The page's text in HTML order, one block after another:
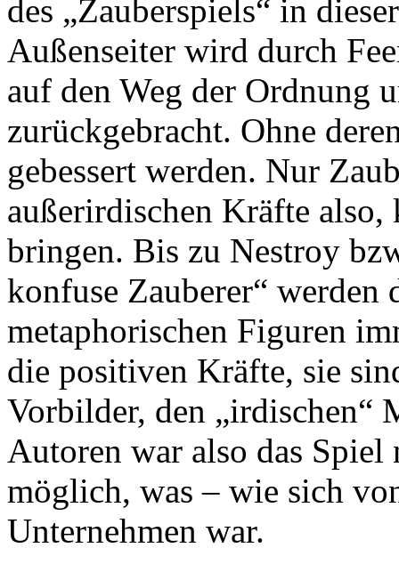
des „Zauberspiels“ in
Außenseiter wird durch
auf den Weg der Ordnung
zurückgebracht. Ohne
gebessert werden. Nur
außerirdischen Kräfte
bringen. Bis zu Nestroy
konfuse Zauberer“ werden
metaphorischen Figuren
die positiven Kräfte, sie
Vorbilder, den „irdischen“
Autoren war also das
möglich, was – wie sich
Unternehmen war.